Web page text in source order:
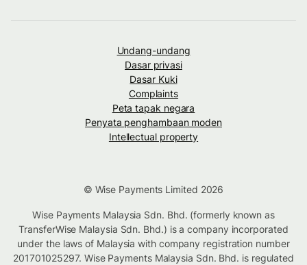
Undang-undang
Dasar privasi
Dasar Kuki
Complaints
Peta tapak negara
Penyata penghambaan moden
Intellectual property
© Wise Payments Limited 2026
Wise Payments Malaysia Sdn. Bhd. (formerly known as
TransferWise Malaysia Sdn. Bhd.) is a company incorporated
under the laws of Malaysia with company registration number
201701025297. Wise Payments Malaysia Sdn. Bhd. is regulated